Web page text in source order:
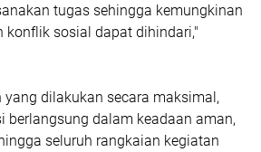
tugas sehingga kemungkinan
konflik sosial dapat dihindari,"
yang dilakukan secara maksimal,
berlangsung dalam keadaan aman,
seluruh rangkaian kegiatan